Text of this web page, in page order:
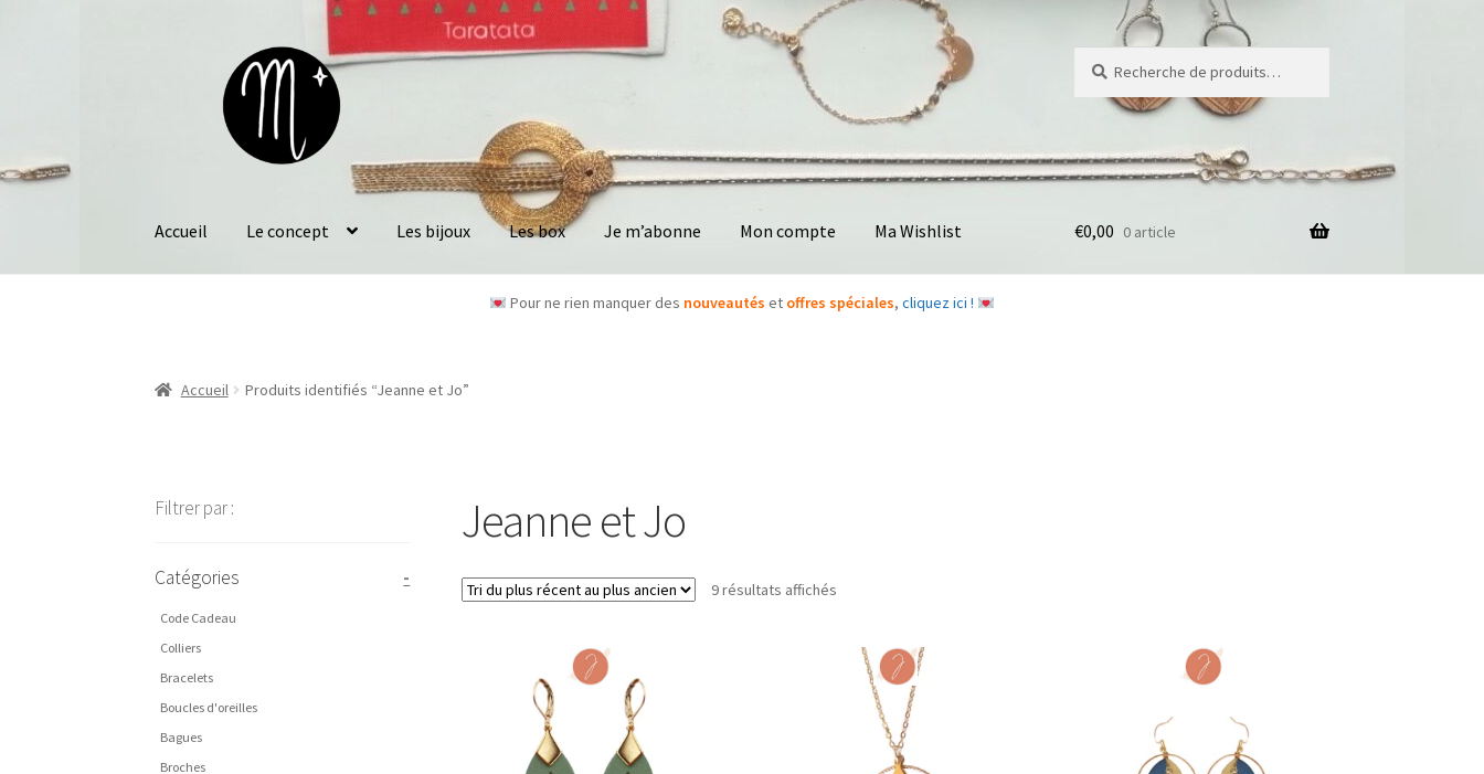
navigation
pour :
Accueil Le concept Les bijoux Les box Je m’abonne Mon compte Ma Wishlist €0,00 0 article
Pour ne rien manquer des nouveautés et offres spéciales, cliquez ici !
Accueil Produits identifiés “Jeanne et Jo”
Jeanne et Jo
9 résultats affichésTrié
récent
Filtrer par :
Catégories -
Code Cadeau
Colliers
Bracelets
Boucles d'oreilles
Bagues
Broches